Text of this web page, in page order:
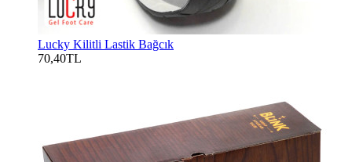
Lucky Kilitli Lastik Bağcık
70,40TL